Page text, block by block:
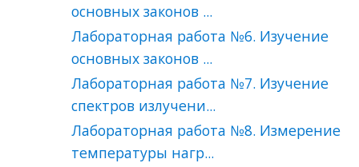
основных законов ...
Лабораторная работа №6. Изучение
основных законов ...
Лабораторная работа №7. Изучение
спектров излучени...
Лабораторная работа №8. Измерение
температуры нагр...